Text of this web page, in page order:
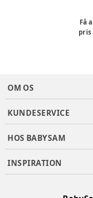
Få
pris
OM OS
KUNDESERVICE
HOS BABYSAM
INSPIRATION